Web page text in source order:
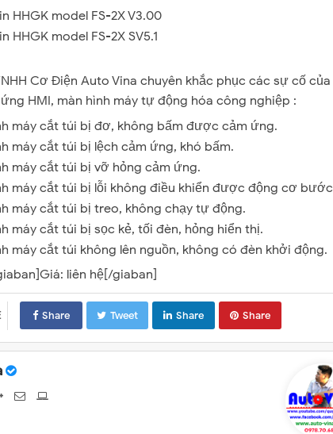
HHGK model FS-2X V3.00
HHGK model FS-2X SV5.1
Cơ Điện Auto Vina chuyên khắc phục các sự cố
HMI, màn hình máy tự động hóa công nghiệp :
máy cắt túi bị đơ, không bấm được cảm ứng.
máy cắt túi bị lệch cảm ứng, khó bấm.
máy cắt túi bị vỡ hỏng cảm ứng.
máy cắt túi bị lỗi không điều khiển được động cơ
máy cắt túi bị treo, không chạy tự động.
máy cắt túi bị sọc kẻ, tối đèn, hỏng hiển thị.
máy cắt túi không lên nguồn, không có đèn khởi động.
liên hệ[/giaban]
Share Tweet Share Share